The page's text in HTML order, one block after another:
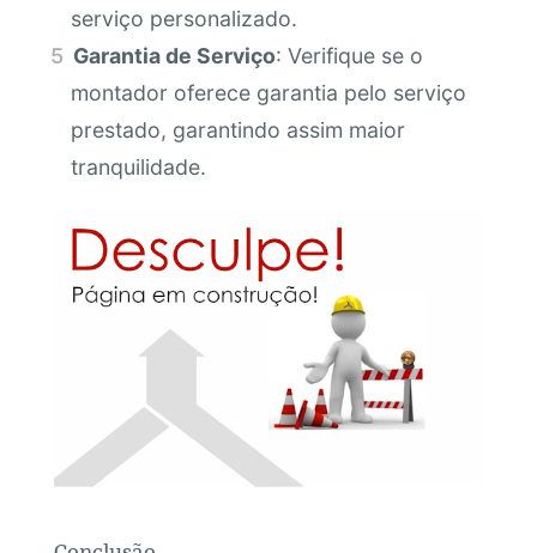
serviço personalizado.
Garantia de Serviço: Verifique se o
montador oferece garantia pelo serviço
prestado, garantindo assim maior
tranquilidade.